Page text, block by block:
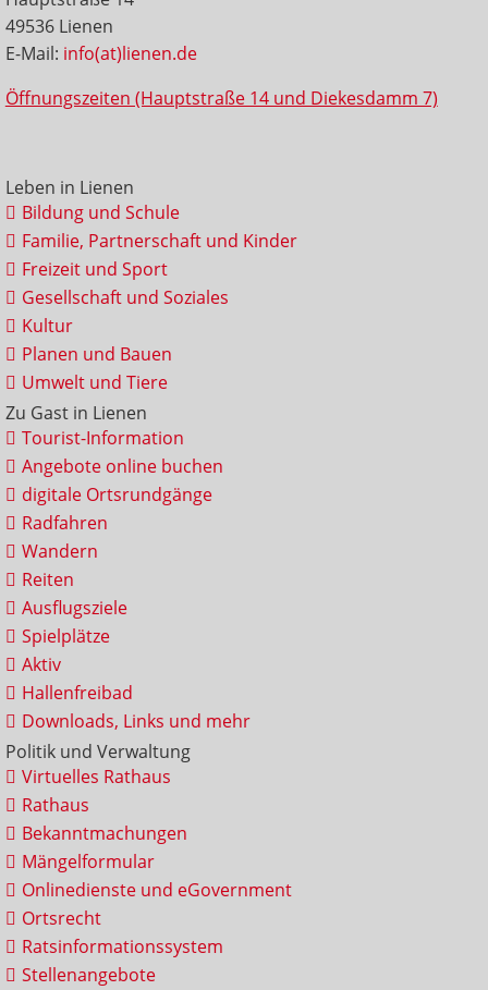
49536 Lienen
E-Mail: info(at)lienen.de
Öffnungszeiten (Hauptstraße 14 und Diekesdamm 7)
Leben in Lienen
Bildung und Schule
Familie, Partnerschaft und Kinder
Freizeit und Sport
Gesellschaft und Soziales
Kultur
Planen und Bauen
Umwelt und Tiere
Zu Gast in Lienen
Tourist-Information
Angebote online buchen
digitale Ortsrundgänge
Radfahren
Wandern
Reiten
Ausflugsziele
Spielplätze
Aktiv
Hallenfreibad
Downloads, Links und mehr
Politik und Verwaltung
Virtuelles Rathaus
Rathaus
Bekanntmachungen
Mängelformular
Onlinedienste und eGovernment
Ortsrecht
Ratsinformationssystem
Stellenangebote